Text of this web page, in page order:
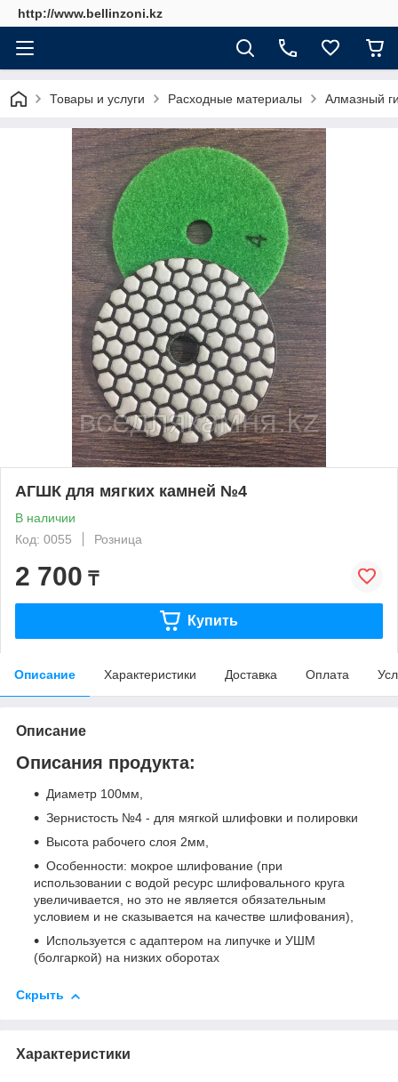
http://www.bellinzoni.kz
Товары и услуги Расходные материалы Алмазный
АГШК для мягких камней №4
В наличии
Код: 0055
Розница
2 700 ₸
Купить
Описание Характеристики Доставка Оплата
Описание
Описания продукта:
Диаметр 100мм,
Зернистость №4 - для мягкой шлифовки и полировки
Высота рабочего слоя 2мм,
Особенности: мокрое шлифование (при
использовании с водой ресурс шлифовального круга
увеличивается, но это не является обязательным
условием и не сказывается на качестве шлифования),
Используется с адаптером на липучке и УШМ
(болгаркой) на низких оборотах
Скрыть
Характеристики